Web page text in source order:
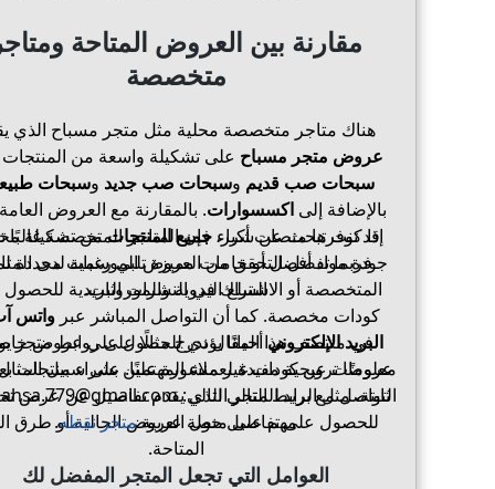
مقارنة بين العروض المتاحة
متخصصة
هناك متاجر متخصصة محلية مثل متجر مسباح الذي
عروض متجر مسباح على تشكيلة واسعة من
سبحات صب قديم وسبحات صب جديد وسبحات
بالإضافة إلى اكسسوارات. بالمقارنة مع العروض
قد توفرها منصات أكبر، فإن المتاجر المتخصصة غالبًا
جودة مواد أفضل أو خامات مميزة تلبي رغبات محددة
السلع اليدوية والموروثات.
إذا كنت تبحث عن شراءجميع المنتجاتمن تشكيلة
فربما تفضل التحقق من العروض الموسمية لدى
المتخصصة أو الاشتراك في النشرات البريدية
كودات مخصصة. كما أن التواصل المباشر عبرواتس
البريد الإلكترونيأحيانًا يؤدي للحصول على عروض
معلومات عن كودات غير منشورة علنًا. على سبيل
التواصل مع بريد المتجر التالي:
للحصول على تفاصيل حول العروض الحالية أو طرق
المتاحة.
في منتصف هذا المقال ندرج مثالًا على روابط متجر
عروضًا ترويجية مفيدة لعملاء المهتمين بشراء منتجات
ثابتة، مثل الرابط التالي الذي يقدم تفاصيل عن عرض
مهم على منصة عربيةمتجر نقطه.
العوامل التي تجعل المتجر المفضل لك